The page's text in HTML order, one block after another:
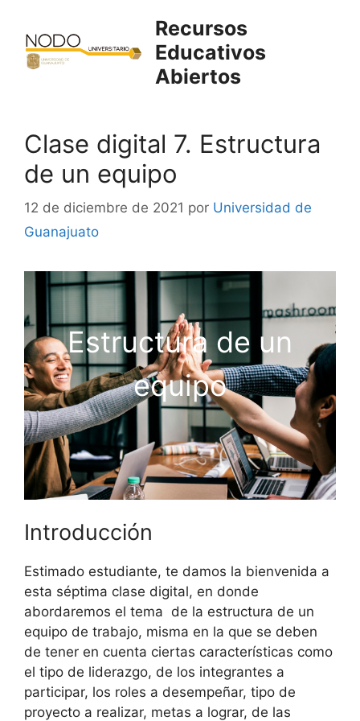
contenido
Recursos
Educativos
Abiertos
Clase digital 7. Estructura
de un equipo
12 de diciembre de 2021 por Universidad de
Guanajuato
Estructura de un
equipo
Introducción
Estimado estudiante, te damos la bienvenida a
esta séptima clase digital, en donde
abordaremos el tema de la estructura de un
equipo de trabajo, misma en la que se deben
de tener en cuenta ciertas características como
el tipo de liderazgo, de los integrantes a
participar, los roles a desempeñar, tipo de
proyecto a realizar, metas a lograr, de las